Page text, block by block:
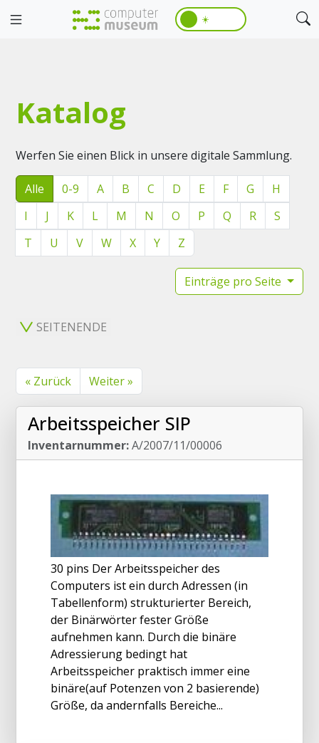
☀️
Katalog
Werfen Sie einen Blick in unsere digitale Sammlung.
Alle 0-9 A B C D E F G
H
I
J K L M N O P Q R
S
T
U V W X Y Z
Einträge pro Seite
SEITENENDE
« Zurück Weiter »
Arbeitsspeicher SIP
Inventarnummer:A/2007/11/00006
30 pins Der Arbeitsspeicher des
Computers ist ein durch Adressen (in
Tabellenform) strukturierter Bereich,
der Binärwörter fester Größe
aufnehmen kann. Durch die binäre
Adressierung bedingt hat
Arbeitsspeicher praktisch immer eine
binäre(auf Potenzen von 2 basierende)
Größe, da andernfalls Bereiche...